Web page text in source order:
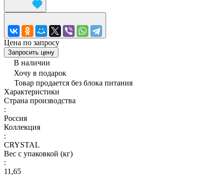
Цена по запросу
Запросить цену
В наличии
Хочу в подарок
Товар продается без блока питания
Характеристики
Страна производства
:
Россия
Коллекция
:
CRYSTAL
Вес с упаковкой (кг)
:
11,65